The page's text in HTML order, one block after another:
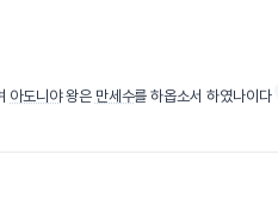
아도니야왕은 만세수를 하옵소서 하였나이다